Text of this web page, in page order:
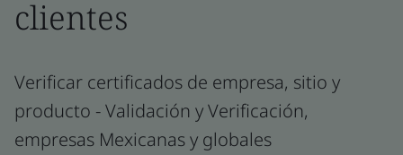
clientes
Verificar certificados de empresa, sitio y
producto - Validación y Verificación,
empresas Mexicanas y globales